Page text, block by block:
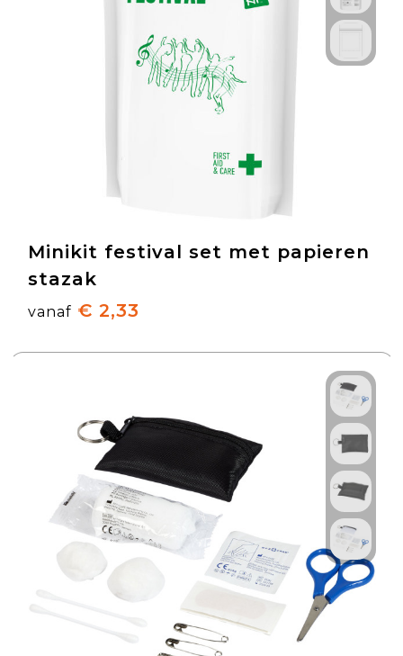
Minikit festival set met papieren
stazak
vanaf € 2,33